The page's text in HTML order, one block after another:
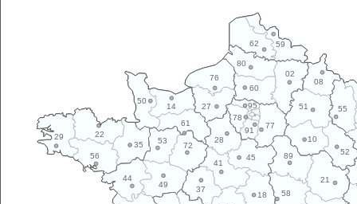
10
14
18
21
22
27
28
29
35
37
41
44
45
49
50
51
52
53
55
56
58
59
60
61
62
02
08
72
76
77
78
80
89
91
95